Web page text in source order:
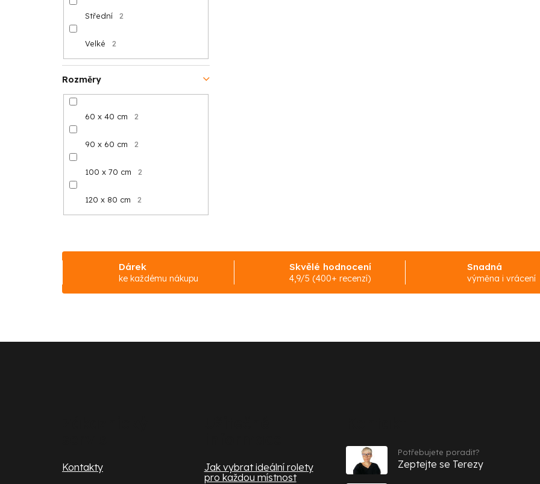
Rozměry
60 x 40 cm 2
90 x 60 cm 2
100 x 70 cm 2
120 x 80 cm 2
Střední 2
Velké 2
Dárek
ke každému nákupu
Skvělé hodnocení
4,9/5 (400+ recenzí)
Snadná
výměna i vrácení
Kontakty
Jak vybrat ideální rolety
pro každou místnost
Potřebujete poradit?
Zeptejte se Terezy